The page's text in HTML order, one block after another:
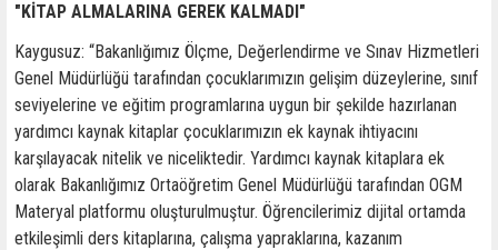
"KİTAP ALMALARINA GEREK KALMADI"
Kaygusuz: “Bakanlığımız Ölçme, Değerlendirme ve Sınav Hizmetleri
Genel Müdürlüğü tarafından çocuklarımızın gelişim düzeylerine, sınıf
seviyelerine ve eğitim programlarına uygun bir şekilde hazırlanan
yardımcı kaynak kitaplar çocuklarımızın ek kaynak ihtiyacını
karşılayacak nitelik ve niceliktedir. Yardımcı kaynak kitaplara ek
olarak Bakanlığımız Ortaöğretim Genel Müdürlüğü tarafından OGM
Materyal platformu oluşturulmuştur. Öğrencilerimiz dijital ortamda
etkileşimli ders kitaplarına, çalışma yapraklarına, kazanım